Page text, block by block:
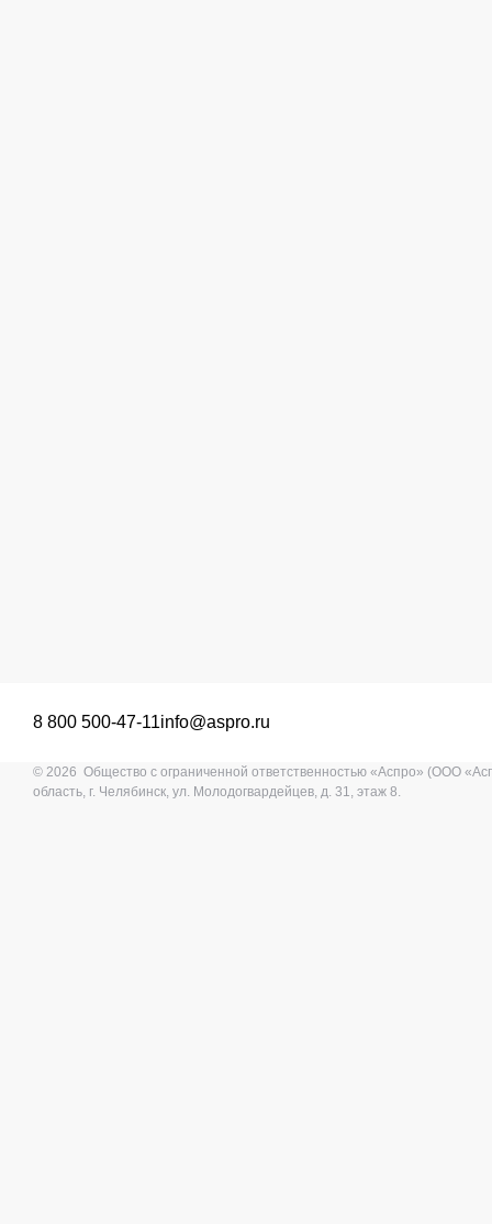
8 800 500-47-11info@aspro.ru
© 2026 Общество с ограниченной ответственностью «Аспро» (ООО
область, г. Челябинск, ул. Молодогвардейцев, д. 31, этаж 8.